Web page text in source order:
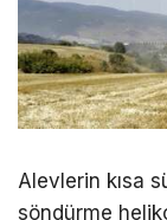
Alevlerin kısa
söndürme